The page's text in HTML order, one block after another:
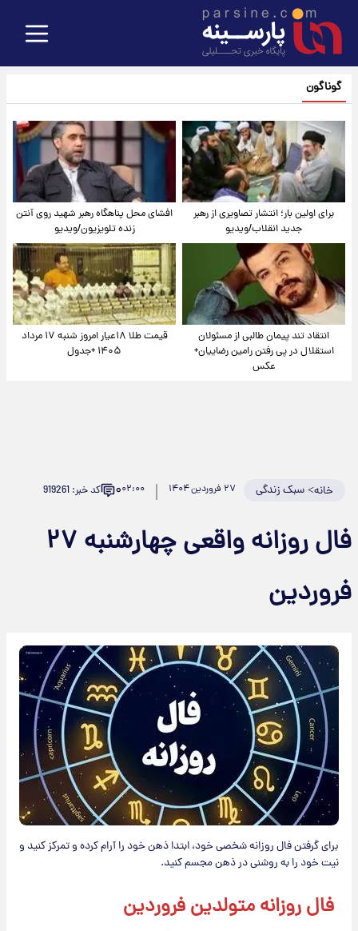
گوناگون
برای اولین بار؛ انتشار تصاویری از رهبر
جدید انقلاب/ویدیو
افشای محل پناهگاه‌ رهبر شهید روی آنتن
زنده تلویزیون/ویدیو
انتقاد تند پیمان طالبی از مسئولان
استقلال در پی رفتن رامین رضاییان+
عکس
قیمت طلا ۱۸عیار امروز شنبه ۱۷ مرداد
۱۴۰۵ +جدول
خانه>سبک زندگی ۲۷ فروردین ۱۴۰۴ ۰۲:۰۰۰ کد خبر: 919261
فال روزانه واقعی چهارشنبه ۲۷
فروردین
برای گرفتن فال روزانه شخصی خود، ابتدا ذهن خود را آرام کرده و تمرکز کنید و
نیت خود را به روشنی در ذهن مجسم کنید.
فال روزانه متولدین فروردین